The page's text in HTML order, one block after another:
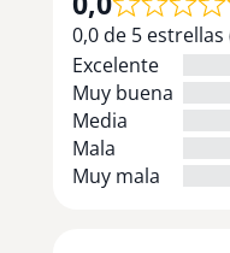
0,0 de 5
Excelente
Muy buena
Media
Mala
Muy mala